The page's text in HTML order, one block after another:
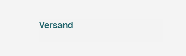
Versand